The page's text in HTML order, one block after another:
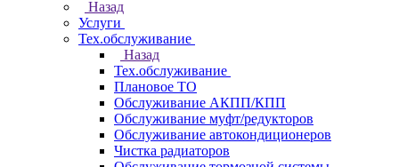
Назад
Услуги
Тех.обслуживание
Назад
Тех.обслуживание
Плановое ТО
Обслуживание АКПП/КПП
Обслуживание муфт/редукторов
Обслуживание автокондиционеров
Чистка радиаторов